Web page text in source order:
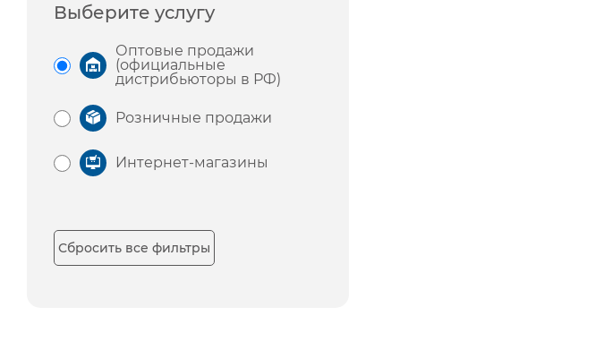
Выберите услугу
Оптовые продажи
(официальные
дистрибьюторы в РФ)
Розничные продажи
Интернет-магазины
Сбросить все фильтры